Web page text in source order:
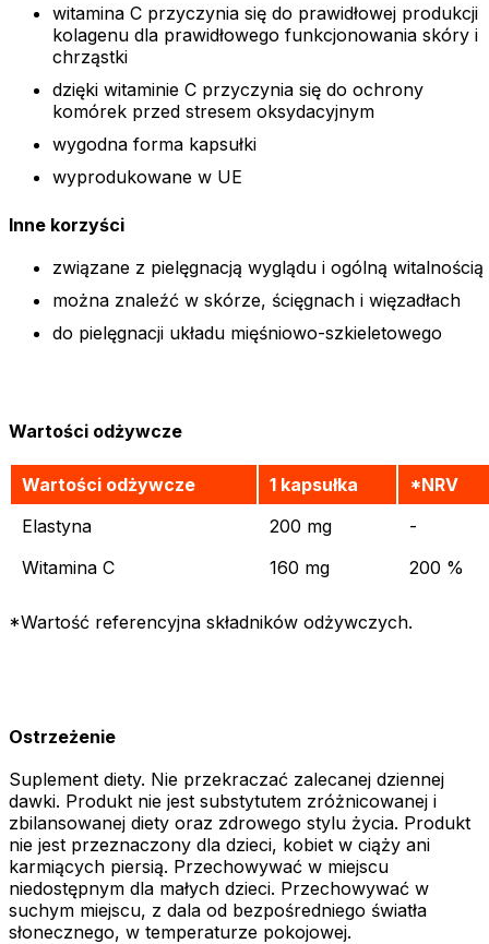
witamina C przyczynia się do prawidłowej produkcji
kolagenu dla prawidłowego funkcjonowania skóry i
chrząstki
dzięki witaminie C przyczynia się do ochrony
komórek przed stresem oksydacyjnym
wygodna forma kapsułki
wyprodukowane w UE
Inne korzyści
związane z pielęgnacją wyglądu i ogólną witalnością
można znaleźć w skórze, ścięgnach i więzadłach
do pielęgnacji układu mięśniowo-szkieletowego
Wartości odżywcze
Wartości odżywcze 1 kapsułka
*NRV
Elastyna
200 mg
-
Witamina C
160 mg 200 %
*Wartość referencyjna składników odżywczych.
Ostrzeżenie
Suplement diety. Nie przekraczać zalecanej dziennej
dawki. Produkt nie jest substytutem zróżnicowanej i
zbilansowanej diety oraz zdrowego stylu życia. Produkt
nie jest przeznaczony dla dzieci, kobiet w ciąży ani
karmiących piersią. Przechowywać w miejscu
niedostępnym dla małych dzieci. Przechowywać w
suchym miejscu, z dala od bezpośredniego światła
słonecznego, w temperaturze pokojowej.